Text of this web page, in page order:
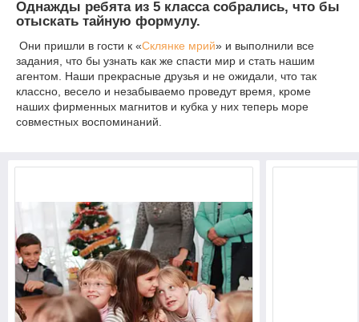
Однажды ребята из 5 класса собрались, что бы
отыскать тайную формулу.
Они пришли в гости к «Склянке мрий» и выполнили все
задания, что бы узнать как же спасти мир и стать нашим
агентом. Наши прекрасные друзья и не ожидали, что так
классно, весело и незабываемо проведут время, кроме
наших фирменных магнитов и кубка у них теперь море
совместных воспоминаний.